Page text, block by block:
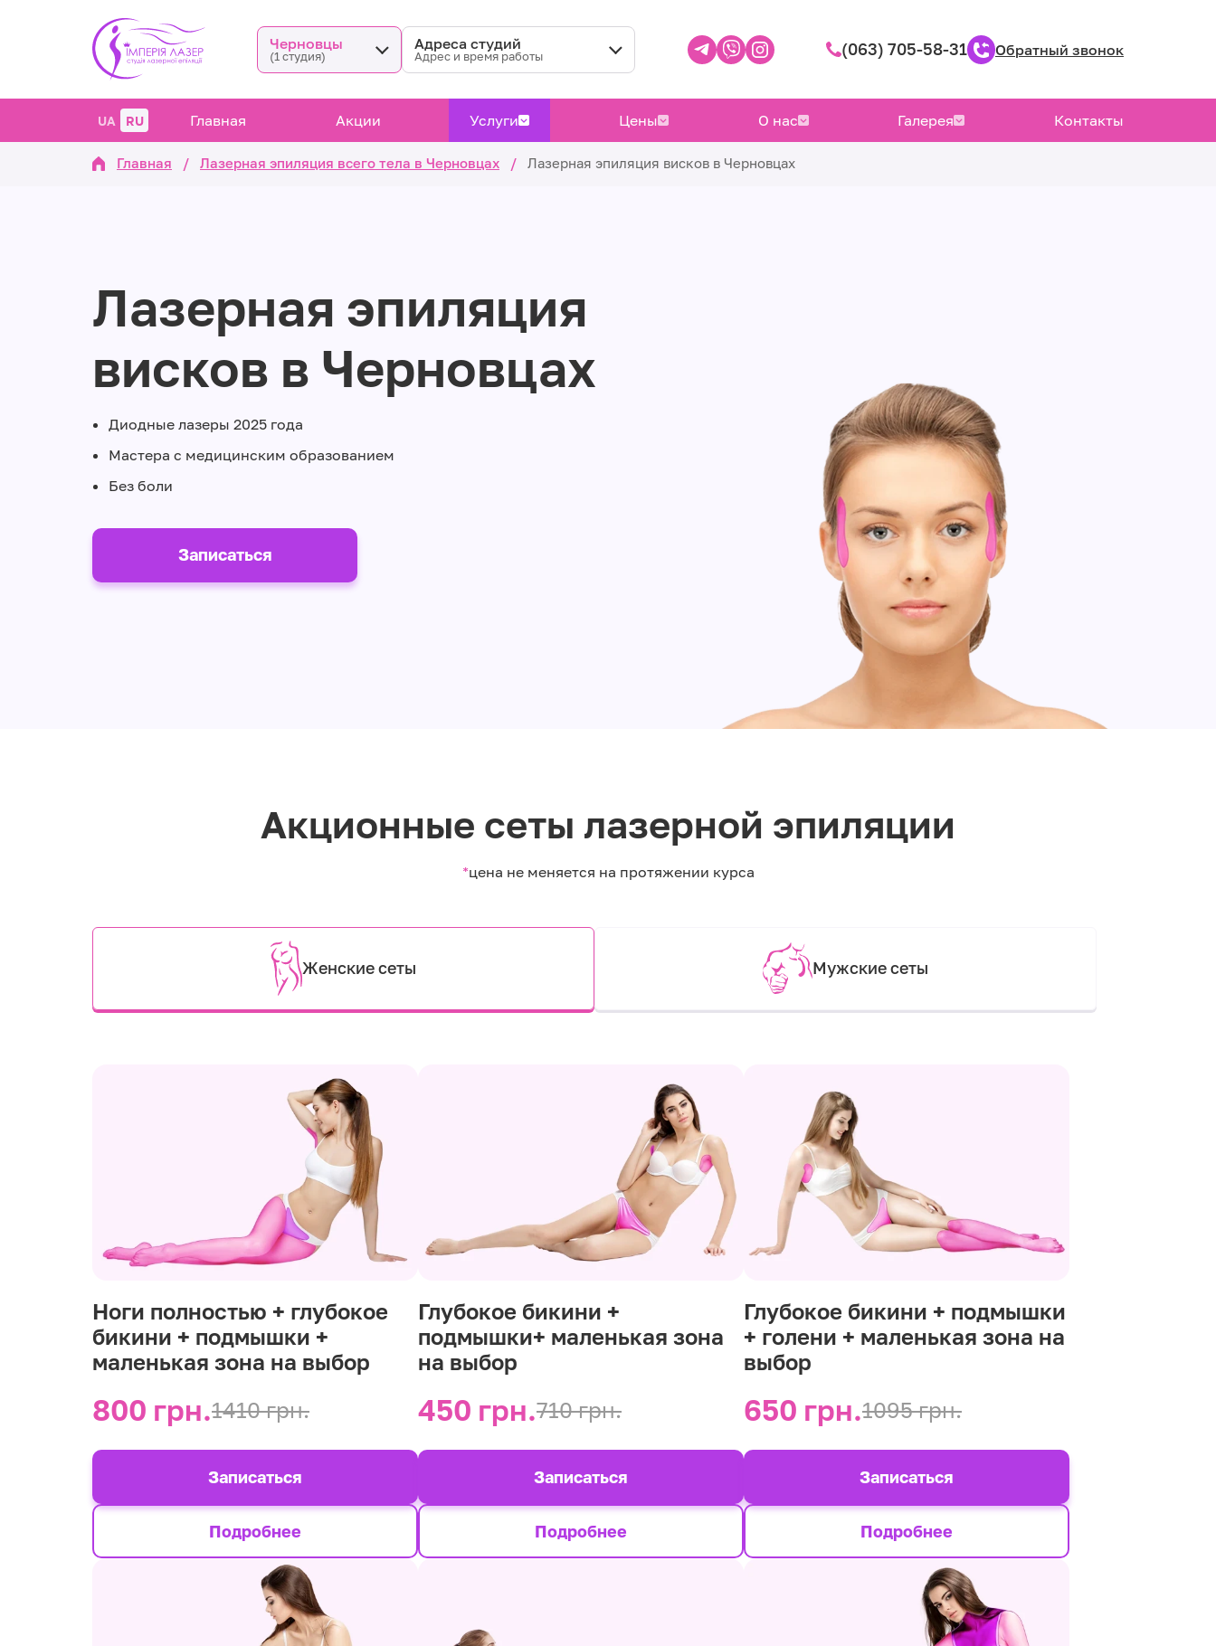
Черновцы
(1 студия)
Адреса студий
Адрес и время работы (063) 705-58-31 Обратный звонок
UA RU Главная Акции Услуги Цены О нас Галерея Контакты
Главная / Лазерная эпиляция всего тела в Черновцах / Лазерная эпиляция висков в Черновцах
Лазерная эпиляция
висков в Черновцах
Диодные лазеры 2025 года
Мастера с медицинским образованием
Без боли
Записаться
Акционные сеты лазерной эпиляции
*цена не меняется на протяжении курса
Женские сеты Мужские сеты
Ноги полностью + глубокое
бикини + подмышки +
маленькая зона на выбор
800 грн.1410 грн.
Подробнее
Записаться
Глубокое бикини +
подмышки+ маленькая зона
на выбор
450 грн.710 грн.
Подробнее
Записаться
Глубокое бикини + подмышки
+ голени + маленькая зона на
выбор
650 грн.1095 грн.
Подробнее
Записаться